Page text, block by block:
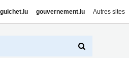
guichet.lu gouvernement.lu Autres sites